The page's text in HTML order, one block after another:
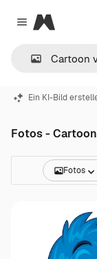
Close menu
Magnific
Ein KI-Bild
Fotos -
Fotos